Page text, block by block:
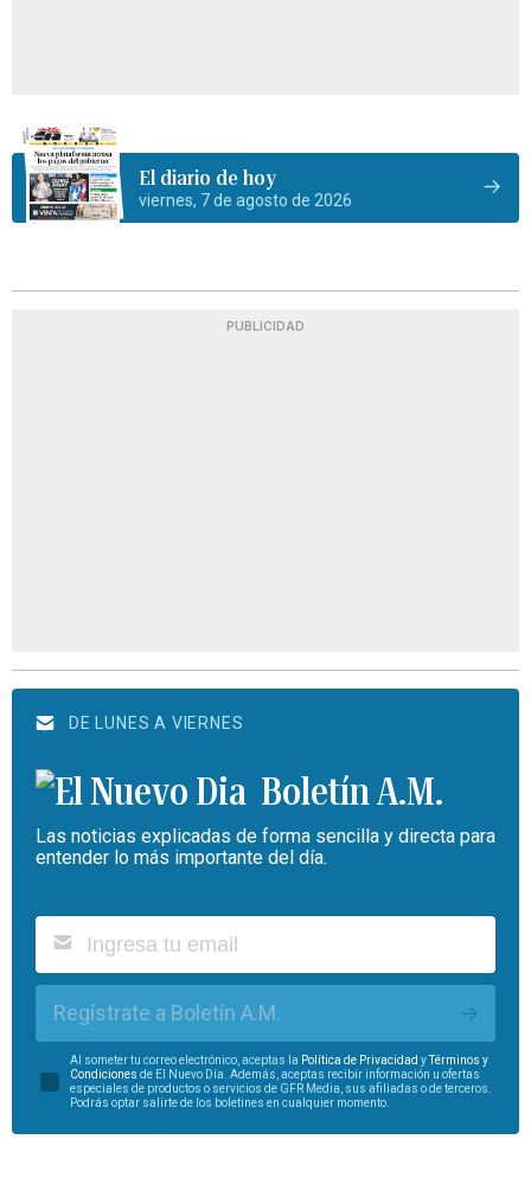
El diario de hoy
viernes, 7 de agosto de 2026
PUBLICIDAD
DE LUNES A VIERNES
Boletín A.M.
Las noticias explicadas de forma sencilla y directa para
entender lo más importante del día.
Regístrate a Boletín A.M.
Al someter tu correo electrónico, aceptas la Política de Privacidad yTérminos y
Condiciones de El Nuevo Día. Además, aceptas recibir información u ofertas
especiales de productos o servicios de GFR Media, sus afiliadas o de terceros.
Podrás optar salirte de los boletines en cualquier momento.